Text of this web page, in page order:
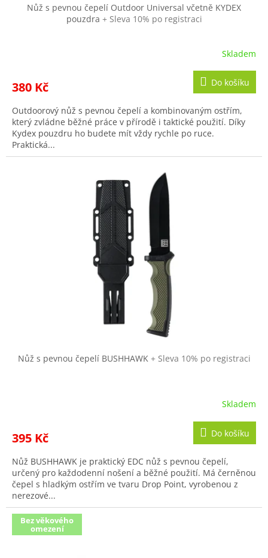
Nůž s pevnou čepelí Outdoor Universal včetně KYDEX
pouzdra + Sleva 10% po registraci
Skladem
380 Kč Do košíku
Outdoorový nůž s pevnou čepelí a kombinovaným ostřím,
který zvládne běžné práce v přírodě i taktické použití. Díky
Kydex pouzdru ho budete mít vždy rychle po ruce.
Praktická...
Nůž s pevnou čepelí BUSHHAWK + Sleva 10% po registraci
Skladem
395 Kč Do košíku
Nůž BUSHHAWK je praktický EDC nůž s pevnou čepelí,
určený pro každodenní nošení a běžné použití. Má černěnou
čepel s hladkým ostřím ve tvaru Drop Point, vyrobenou z
nerezové...
Bez věkového
omezení